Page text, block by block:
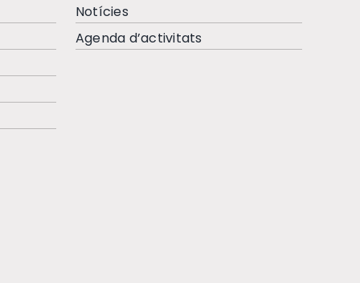
Notícies
Agenda d’activitats